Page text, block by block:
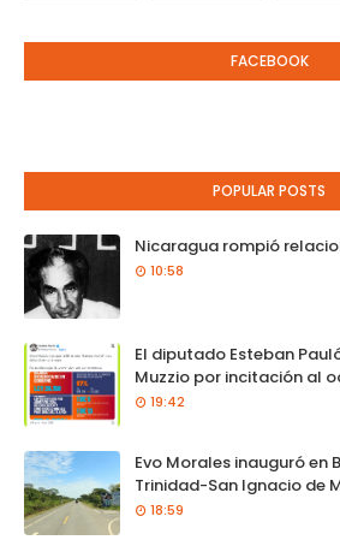
FACEBOOK
POPULAR POSTS
Nicaragua rompió
10:58
El diputado Esteban
Muzzio por incitación al
19:42
Evo Morales inauguró en
Trinidad-San Ignacio de
18:59